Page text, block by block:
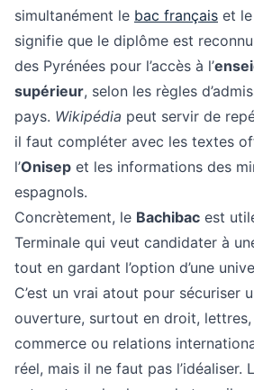
simultanément le bac français et le
signifie que le diplôme est
des Pyrénées pour l’accès à l’
supérieur, selon les règles
pays. Wikipédia peut servir de
il faut compléter avec les textes
l’Onisep et les informations des
espagnols.
Concrètement, le Bachibac est
Terminale qui veut candidater à
tout en gardant l’option d’une
C’est un vrai atout pour sécuriser
ouverture, surtout en droit, lettres,
commerce ou relations
réel, mais il ne faut pas l’idéaliser.